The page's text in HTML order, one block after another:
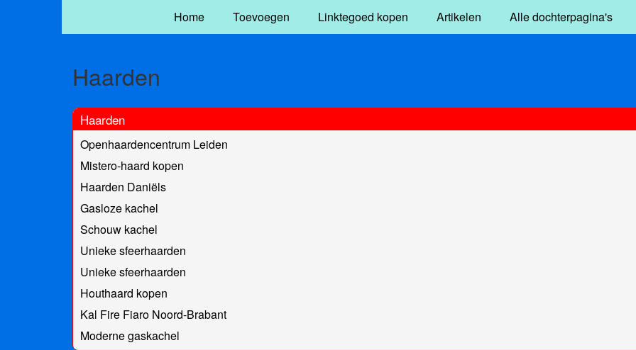
Home Toevoegen Linktegoed kopen Artikelen Alle dochterpagina's
Haarden
Haarden
Openhaardencentrum Leiden
Mistero-haard kopen
Haarden Daniëls
Gasloze kachel
Schouw kachel
Unieke sfeerhaarden
Unieke sfeerhaarden
Houthaard kopen
Kal Fire Fiaro Noord-Brabant
Moderne gaskachel